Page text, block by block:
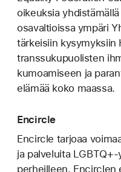
oikeuksia
osavaltioissa ympäri
tärkeisiin kysymyksiin
transsukupuolisten
kumoamiseen ja
elämää koko maassa.
Encircle
Encircle tarjoaa
ja palveluita
perheilleen. Encirclen